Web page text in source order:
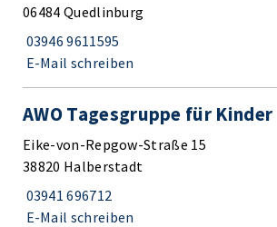
06484 Quedlinburg
03946 9611595
E-Mail schreiben
AWO Tagesgruppe für Kinder
Eike-von-Repgow-Straße 15
38820 Halberstadt
03941 696712
E-Mail schreiben